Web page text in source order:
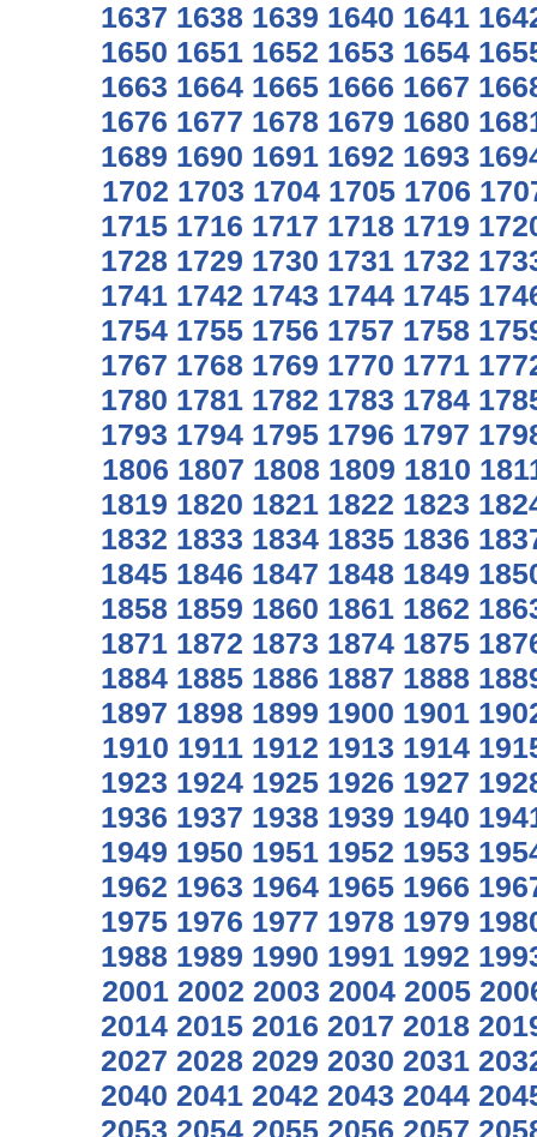
1637 1638 1639 1640 1641
1650 1651 1652 1653 1654
1663 1664 1665 1666 1667
1676 1677 1678 1679 1680
1689 1690 1691 1692 1693
1702 1703 1704 1705 1706
1715 1716 1717 1718 1719
1728 1729 1730 1731 1732
1741 1742 1743 1744 1745
1754 1755 1756 1757 1758
1767 1768 1769 1770 1771
1780 1781 1782 1783 1784
1793 1794 1795 1796 1797
1806 1807 1808 1809 1810
1819 1820 1821 1822 1823
1832 1833 1834 1835 1836
1845 1846 1847 1848 1849
1858 1859 1860 1861 1862
1871 1872 1873 1874 1875
1884 1885 1886 1887 1888
1897 1898 1899 1900 1901
1910 1911 1912 1913 1914
1923 1924 1925 1926 1927
1936 1937 1938 1939 1940
1949 1950 1951 1952 1953
1962 1963 1964 1965 1966
1975 1976 1977 1978 1979
1988 1989 1990 1991 1992
2001 2002 2003 2004 2005
2014 2015 2016 2017 2018
2027 2028 2029 2030 2031
2040 2041 2042 2043 2044
2053 2054 2055 2056 2057